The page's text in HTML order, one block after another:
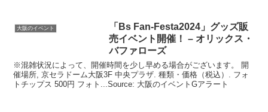
大阪のイベント
「Bs Fan-Festa2024」グッズ販
売イベント 開催！ – オリックス・
バファローズ
※混雑状況によって、開催時間を少し早める場合がございます。 開
催場所, 京セラドーム大阪3F 中央プラザ. 種類・価格（税込）. フォ
トチップス 500円 フォト...Source: 大阪のイベントGアラート